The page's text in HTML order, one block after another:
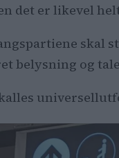
det er likevel
skal
belysning og